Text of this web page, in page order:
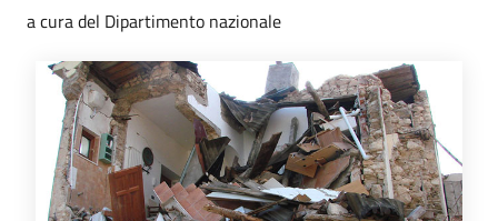
a cura del Dipartimento nazionale